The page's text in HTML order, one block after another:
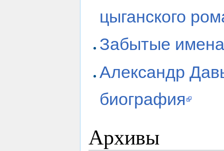
цыганского
Забытые
Александр
биография
Архивы